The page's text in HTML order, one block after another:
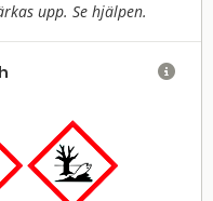
upp. Se hjälpen.
